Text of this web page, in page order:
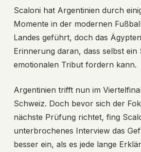
Scaloni hat Argentinien durch
Momente in der modernen
Landes geführt, doch das
Erinnerung daran, dass selbst ein
emotionalen Tribut fordern kann.
Argentinien trifft nun im
Schweiz. Doch bevor sich der
nächste Prüfung richtet, fing
unterbrochenes Interview das
besser ein, als es jede lange